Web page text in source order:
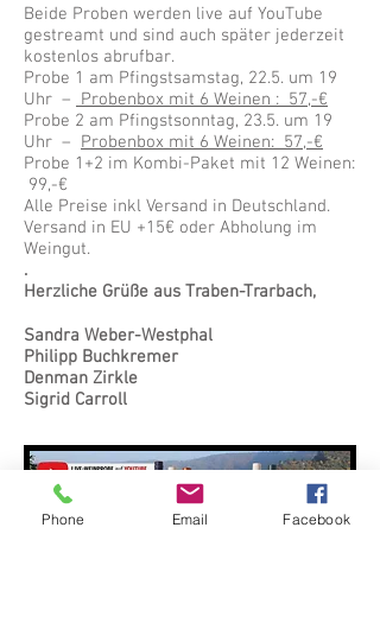
Beide Proben werden live auf YouTube
gestreamt und sind auch später jederzeit
kostenlos abrufbar.
Probe 1 am Pfingstsamstag, 22.5. um 19
Uhr – Probenbox mit 6 Weinen : 57,-€
Probe 2 am Pfingstsonntag, 23.5. um 19
Uhr – Probenbox mit 6 Weinen: 57,-€
Probe 1+2 im Kombi-Paket mit 12 Weinen:
99,-€
Alle Preise inkl Versand in Deutschland.
Versand in EU +15€ oder Abholung im
Weingut.
.
Herzliche Grüße aus Traben-Trarbach,
Sandra Weber-Westphal
Philipp Buchkremer
Denman Zirkle
Sigrid Carroll
Phone Email Facebook